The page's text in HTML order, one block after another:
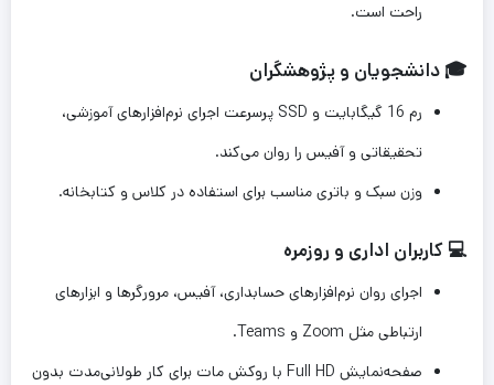
راحت است.
🎓 دانشجویان و پژوهشگران
رم 16 گیگابایت و SSD پرسرعت اجرای نرم‌افزارهای آموزشی،
تحقیقاتی و آفیس را روان می‌کند.
وزن سبک و باتری مناسب برای استفاده در کلاس و کتابخانه.
💻 کاربران اداری و روزمره
اجرای روان نرم‌افزارهای حسابداری، آفیس، مرورگرها و ابزارهای
ارتباطی مثل Zoom و Teams.
صفحه‌نمایش Full HD با روکش مات برای کار طولانی‌مدت بدون